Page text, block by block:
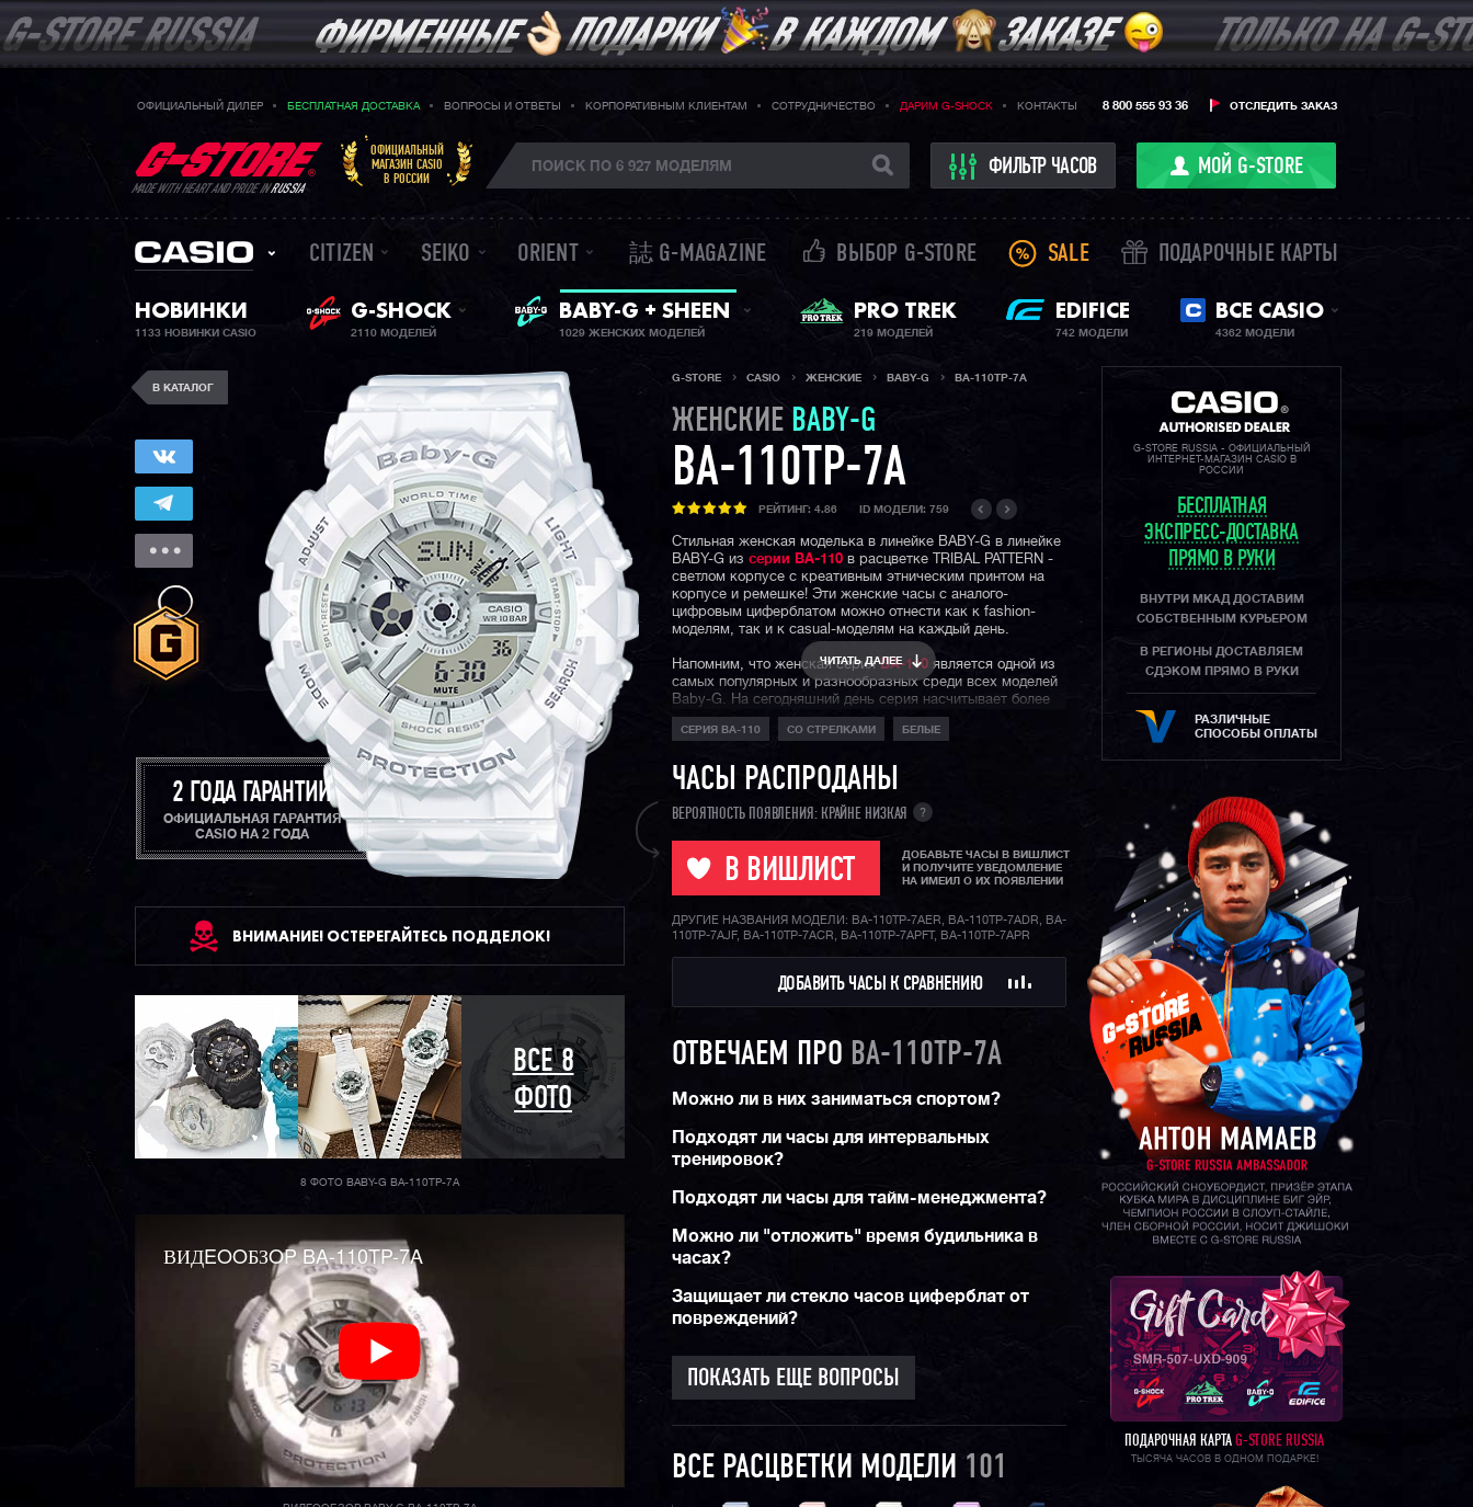
ОФИЦИАЛЬНЫЙ ДИЛЕР БЕСПЛАТНАЯ ДОСТАВКА ВОПРОСЫ И ОТВЕТЫ КОРПОРАТИВНЫМ КЛИЕНТАМ СОТРУДНИЧЕСТВО ДАРИМ G-SHOCK КОНТАКТЫ ОТСЛЕДИТЬ ЗАКАЗ
8 800 555 93 36
MADE WITH HEART AND PRIDE INRUSSIA
ОФИЦИАЛЬНЫЙ
МАГАЗИН CASIO
В РОССИИ
ФИЛЬТР ЧАСОВ МОЙ G-STORE
CITIZEN SEIKO ORIENT 誌 G-MAGAZINE ВЫБОР G-STORE SALE ПОДАРОЧНЫЕ КАРТЫ
НОВИНКИ
1133 НОВИНКИ CASIO
G-SHOCK
2110 МОДЕЛЕЙ
ЖЕНСКИЕ ЧАСЫ
BABY-G + SHEEN
1029 ЖЕНСКИХ МОДЕЛЕЙ
PRO TREK
219 МОДЕЛЕЙ
EDIFICE
742 МОДЕЛИ
ВСЕ CASIO
4362 МОДЕЛИ
В КАТАЛОГ
2 ГОДА ГАРАНТИИ
ОФИЦИАЛЬНАЯ ГАРАНТИЯ
CASIO НА 2 ГОДА
ВНИМАНИЕ! ОСТЕРЕГАЙТЕСЬ ПОДДЕЛОК!
ВСЕ 8
ФОТО
8 ФОТО BABY-G BA-110TP-7A
ВИДEOOБЗOP BA-110TP-7A
G-STORE CASIO ЖЕНСКИЕ BABY-G BA-110TP-7A
ЖЕНСКИЕ BABY-G
BA-110TP-7A
РЕЙТИНГ: 4.86 ID МОДЕЛИ: 759
Стильная женская моделька в линейке BABY-G в линейке
BABY-G из серии BA-110 в расцветке TRIBAL PATTERN -
светлом корпусе с креативным этническим принтом на
корпусе и ремешке! Эти женские часы с аналого-
цифровым циферблатом можно отнести как к fashion-
моделям, так и к casual-моделям на каждый день.
Напомним, что женская серияBA-110 является одной из
самых популярных и разнообразных среди всех моделей
Baby-G. На сегодняшний день серия насчитывает более
50 разных расцветок, благодаря чему, каждая девушка
сможет найти расцветку под свой вкус, настроение или
ЧИТАТЬ ДАЛЕЕ
СЕРИЯ BA-110 СО СТРЕЛКАМИ БЕЛЫЕ
ЧАСЫ РАСПРОДАНЫ
ВЕРОЯТНОСТЬ ПОЯВЛЕНИЯ: КРАЙНЕ НИЗКАЯ ?
В ВИШЛИСТ
ДОБАВЬТЕ ЧАСЫ В ВИШЛИСТ
И ПОЛУЧИТЕ УВЕДОМЛЕНИЕ
НА ИМЕИЛ О ИХ ПОЯВЛЕНИИ
ДРУГИЕ НАЗВАНИЯ МОДЕЛИ: BA-110TP-7AER, BA-110TP-7ADR, BA-
110TP-7AJF, BA-110TP-7ACR, BA-110TP-7APFT, BA-110TP-7APR
ДОБАВИТЬ ЧАСЫ К СРАВНЕНИЮ
ОТВЕЧАЕМ ПРО BA-110TP-7A
Можно ли в них заниматься спортом?
Подходят ли часы для интервальных
тренировок?
Подходят ли часы для тайм-менеджмента?
Можно ли "отложить" время будильника в
часах?
Защищает ли стекло часов циферблат от
повреждений?
ПОКАЗАТЬ ЕЩЕ ВОПРОСЫ
ВСЕ РАСЦВЕТКИ МОДЕЛИ 101
G-STORE RUSSIA - ОФИЦИАЛЬНЫЙ
ИНТЕРНЕТ-МАГАЗИН CASIO В
РОССИИ
БЕСПЛАТНАЯ
ЭКСПРЕСС-ДОСТАВКА
ПРЯМО В РУКИ
ВНУТРИ МКАД ДОСТАВИМ
СОБСТВЕННЫМ КУРЬЕРОМ
В РЕГИОНЫ ДОСТАВЛЯЕМ
СДЭКОМ ПРЯМО В РУКИ
РАЗЛИЧНЫЕ
СПОСОБЫ ОПЛАТЫ
ПОДАРОЧНАЯ КАРТА G-STORE RUSSIA
ТЫСЯЧА ЧАСОВ В ОДНОМ ПОДАРКЕ!